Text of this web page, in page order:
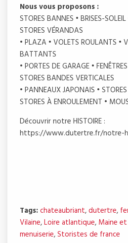
Nous vous proposons :
STORES BANNES • BRISES-
STORES VÉRANDAS
• PLAZA • VOLETS ROULANTS •
BATTANTS
• PORTES DE GARAGE •
STORES BANDES VERTICALES
• PANNEAUX JAPONAIS •
STORES À ENROULEMENT •
Découvrir notre HISTOIRE :
https://www.dutertre.fr/notre-
Tags:chateaubriant,dutertre,
Vilaine,Loire atlantique, Maine
menuiserie,Storistes de france